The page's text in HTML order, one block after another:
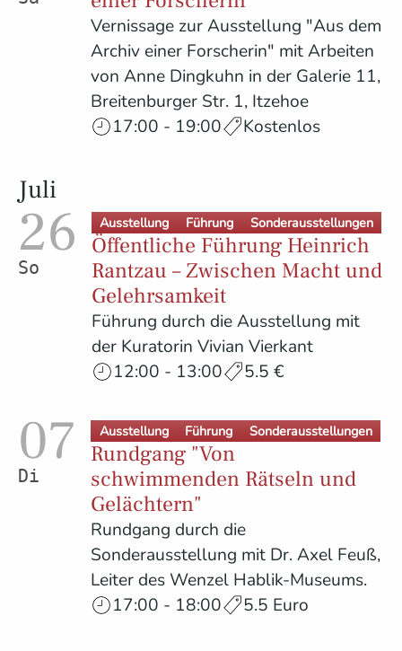
Vernissage zur Ausstellung "Aus dem
Archiv einer Forscherin" mit Arbeiten
von Anne Dingkuhn in der Galerie 11,
Breitenburger Str. 1, Itzehoe
17:00 - 19:00
Kostenlos
Juli
26
Sonntag
Ausstellung Führung Sonderausstellungen
Öffentliche Führung Heinrich
Rantzau – Zwischen Macht und
Gelehrsamkeit
Führung durch die Ausstellung mit
der Kuratorin Vivian Vierkant
12:00 - 13:00
5.5 €
07
Dienstag
Ausstellung Führung Sonderausstellungen
Rundgang "Von
schwimmenden Rätseln und
Gelächtern"
Rundgang durch die
Sonderausstellung mit Dr. Axel Feuß,
Leiter des Wenzel Hablik-Museums.
17:00 - 18:00
5.5 Euro